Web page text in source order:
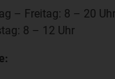
– Freitag: 8 – 20 Uhr
8 – 12 Uhr